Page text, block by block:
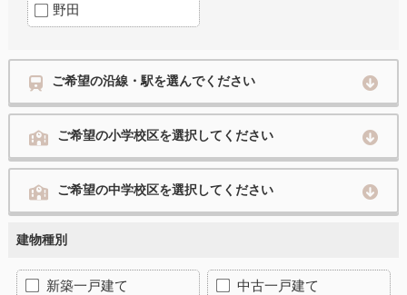
野田
ご希望の沿線・駅を選んでください
ご希望の小学校区を選択してください
ご希望の中学校区を選択してください
建物種別
新築一戸建て 中古一戸建て